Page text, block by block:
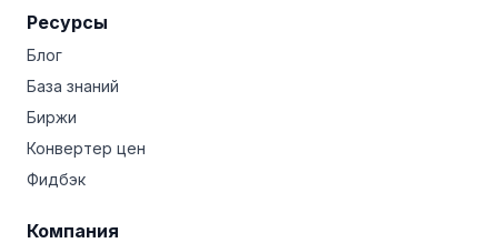
Ресурсы
Блог
База знаний
Биржи
Конвертер цен
Фидбэк
Компания